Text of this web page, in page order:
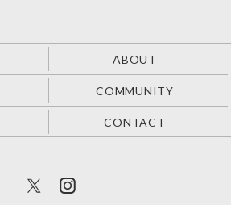
ABOUT
COMMUNITY
CONTACT